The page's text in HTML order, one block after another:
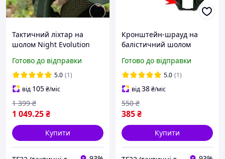
Тактичний ліхтар на
шолом Night Evolution
світло, IFF, кріплення,
колір койот
Готово до відправки
5.0 (1)
від 105₴/міс
1 049.25₴
1 399 ₴
Купити
Кронштейн-шрауд на
балістичний шолом
оптики, ліхтарів і камер,
алюмінієвий ОЛІВА
Готово до відправки
5.0 (1)
від38₴/міс
385₴
550 ₴
Купити